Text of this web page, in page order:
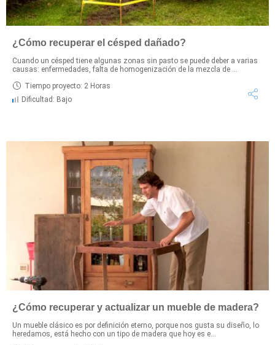
¿Cómo recuperar el césped dañado?
Cuando un césped tiene algunas zonas sin pasto se puede deber a varias
causas: enfermedades, falta de homogenización de la mezcla de ...
Tiempo proyecto: 2 Horas
Dificultad: Bajo
¿Cómo recuperar y actualizar un mueble de madera?
Un mueble clásico es por definición eterno, porque nos gusta su diseño, lo
heredamos, está hecho con un tipo de madera que hoy es e...